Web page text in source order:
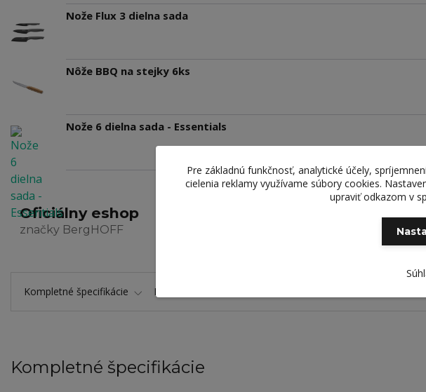
Nože Flux 3 dielna sada
Nôže BBQ na stejky 6ks
Nože 6 dielna sada - Essentials
Oficiálny eshop
značky BergHOFF
Kompletné špecifikácie Hodnotenie
Kompletné špecifikácie
Pre základnú funkčnosť, analytické účely,
cielenia reklamy využívame súbory cookies.
upraviť odkazom v